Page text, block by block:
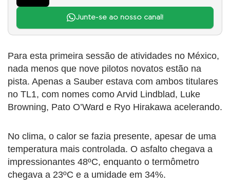
Junte-se ao nosso canal!
Para esta primeira sessão de atividades no México,
nada menos que nove pilotos novatos estão na
pista. Apenas a Sauber estava com ambos titulares
no TL1, com nomes como Arvid Lindblad, Luke
Browning, Pato O’Ward e Ryo Hirakawa acelerando.
No clima, o calor se fazia presente, apesar de uma
temperatura mais controlada. O asfalto chegava a
impressionantes 48ºC, enquanto o termômetro
chegava a 23ºC e a umidade em 34%.